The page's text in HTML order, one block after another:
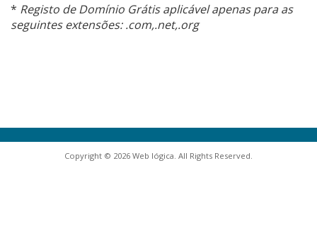
* Registo de Domínio Grátis aplicável apenas para as
seguintes extensões: .com,.net,.org
Copyright © 2026 Web lógica. All Rights Reserved.